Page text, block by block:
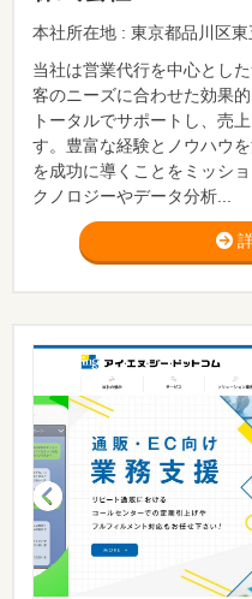
本社所在地 : 東京都品川区
当社は営業代行を中心とし
客のニーズに合わせた効果
トータルでサポートし、売
す。豊富な経験とノウハウ
を成功に導くことをミッシ
クノロジーやデータ分析...